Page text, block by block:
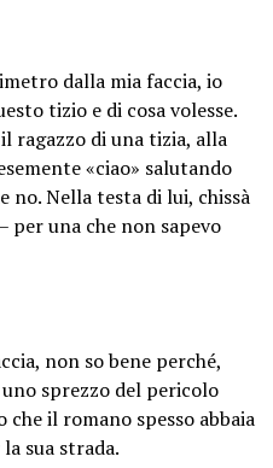
dalla mia faccia, io
tizio e di cosa volesse.
ragazzo di una tizia, alla
«ciao» salutando
Nella testa di lui, chissà
per una che non sapevo
non so bene perché,
sprezzo del pericolo
il romano spesso abbaia
sua strada.